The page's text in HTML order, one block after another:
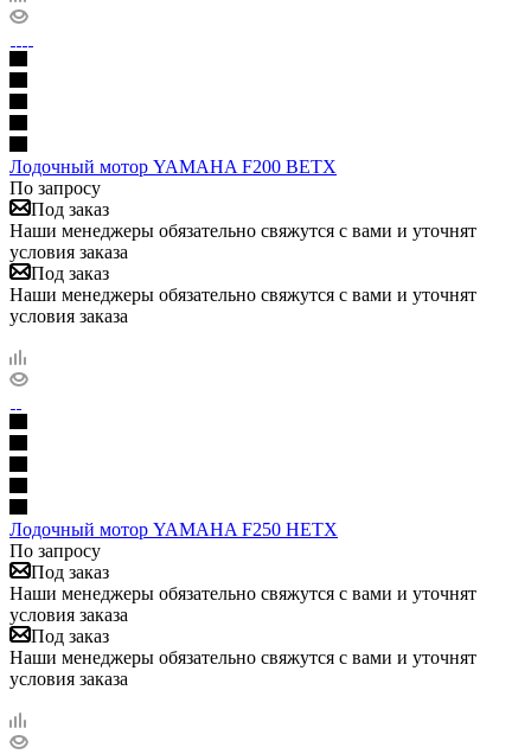
Лодочный мотор YAMAHA F200 BETX
По запросу
Под заказ
Наши менеджеры обязательно свяжутся с вами и уточнят
условия заказа
Под заказ
Наши менеджеры обязательно свяжутся с вами и уточнят
условия заказа
Лодочный мотор YAMAHA F250 HETX
По запросу
Под заказ
Наши менеджеры обязательно свяжутся с вами и уточнят
условия заказа
Под заказ
Наши менеджеры обязательно свяжутся с вами и уточнят
условия заказа